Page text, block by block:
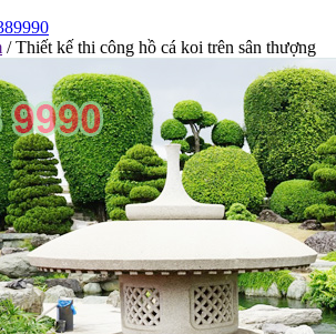
/ Thiết kế thi công hồ cá koi trên sân thượng